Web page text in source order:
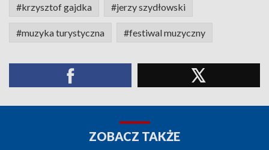
#krzysztof gajdka #jerzy szydłowski
#muzyka turystyczna #festiwal muzyczny
ZOBACZ TAKŻE